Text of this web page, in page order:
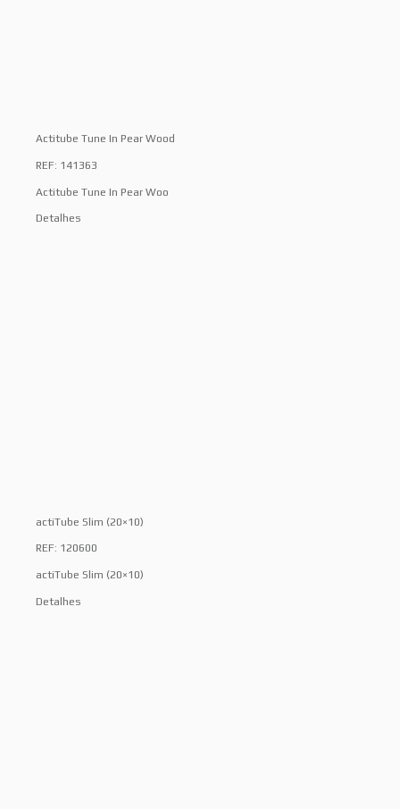
Actitube Tune In Pear Wood
REF: 141363
Actitube Tune In Pear Woo
Detalhes
actiTube Slim (20×10)
REF: 120600
actiTube Slim (20×10)
Detalhes